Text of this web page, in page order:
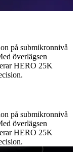
på submikronnivå
överlägsen
HERO 25K
på submikronnivå
överlägsen
HERO 25K